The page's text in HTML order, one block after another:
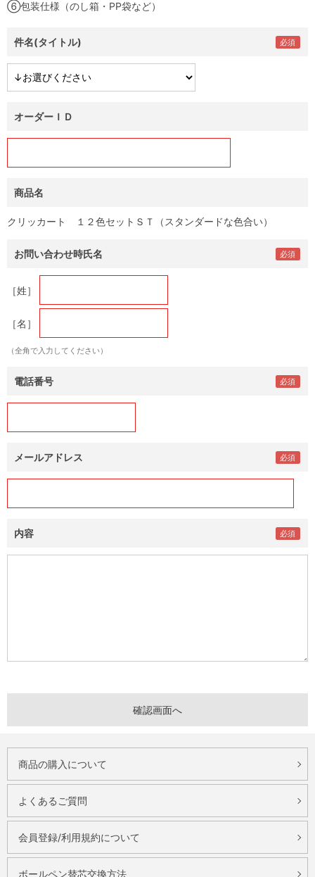
⑥包装仕様（のし箱・PP袋など）
件名(タイトル)
オーダーＩＤ
商品名
クリッカート １２色セットＳＴ（スタンダードな色合い）
お問い合わせ時氏名
［姓］
［名］
（全角で入力してください）
電話番号
メールアドレス
内容
商品の購入について
よくあるご質問
会員登録/利用規約について
ボールペン替芯交換方法